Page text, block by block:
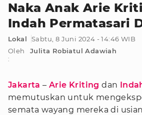
Naka Anak Arie
Indah Permatasari
Lokal
Sabtu, 8 Juni 2024 - 14:46 WIB
Oleh
:
Julita Robiatul Adawiah
Jakarta –Arie Kriting dan
memutuskan untuk
semata wayang mereka di